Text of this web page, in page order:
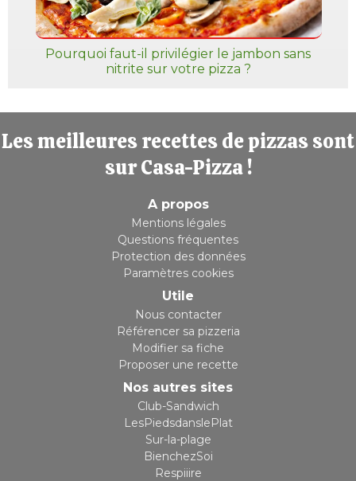
Pourquoi faut-il privilégier le jambon sans
nitrite sur votre pizza ?
Les meilleures recettes de pizzas sont
sur Casa-Pizza !
A propos
Mentions légales
Questions fréquentes
Protection des données
Paramètres cookies
Utile
Nous contacter
Référencer sa pizzeria
Modifier sa fiche
Proposer une recette
Nos autres sites
Club-Sandwich
LesPiedsdanslePlat
Sur-la-plage
BienchezSoi
Respiiire